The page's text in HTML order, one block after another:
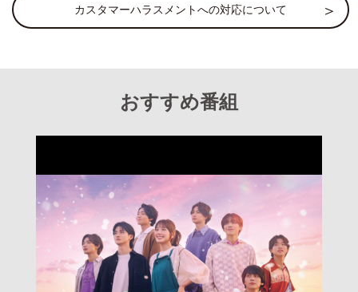
カスタマーハラスメントへの対応について
おすすめ番組